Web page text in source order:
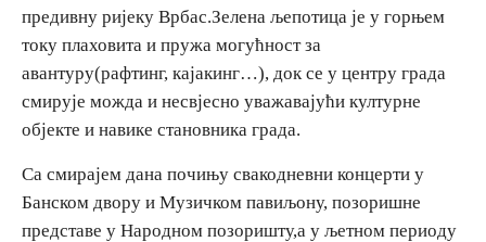
предивну ријеку Врбас.Зелена љепотица је у горњем
току плаховита и пружа могућност за
авантуру(рафтинг, кајакинг…), док се у центру града
смирује можда и несвјесно уважавајући културне
објекте и навике становника града.
Са смирајем дана почињу свакодневни концерти у
Банском двору и Музичком павиљону, позоришне
представе у Народном позоришту,а у љетном периоду